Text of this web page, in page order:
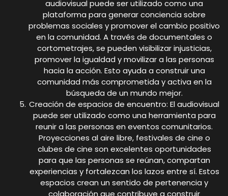
audiovisual puede ser utilizado como una
plataforma para generar conciencia sobre
problemas sociales y promover el cambio positivo
en la comunidad. A través de documentales o
cortometrajes, se pueden visibilizar injusticias,
promover la igualdad y movilizar a las personas
hacia la acción. Esto ayuda a construir una
comunidad más comprometida y activa en la
búsqueda de un mundo mejor.
Creación de espacios de encuentro: El audiovisual
puede ser utilizado como una herramienta para
reunir a las personas en eventos comunitarios.
Proyecciones al aire libre, festivales de cine o
clubes de cine son excelentes oportunidades
para que las personas se reúnan, compartan
experiencias y fortalezcan los lazos entre sí. Estos
espacios crean un sentido de pertenencia y
colaboración que contribuye a construir